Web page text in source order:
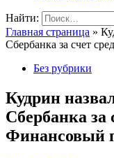
Найти:
Главная страница »
Сбербанка за счет
Без рубрики
Кудрин
Сбербанка
Финансовый